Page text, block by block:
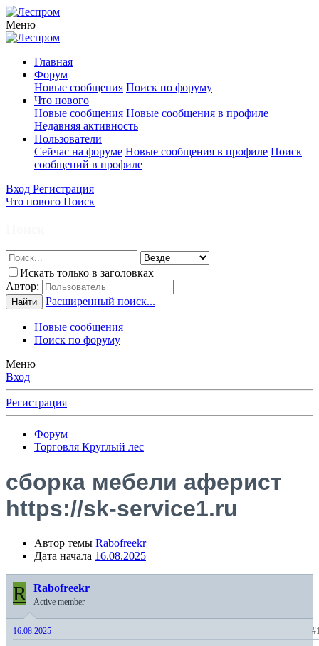
Меню
Главная
Форум
Новые сообщения Поиск по форуму
Что нового
Новые сообщения Новые сообщения в профиле
Недавняя активность
Пользователи
Сейчас на форуме Новые сообщения в профиле Поиск
сообщений в профиле
Вход Регистрация
Что нового Поиск
Искать только в заголовках
Автор:
Найти Расширенный поиск...
Новые сообщения
Поиск по форуму
Меню
Вход
Регистрация
Форум
Торговля Круглый лес
сборка мебели аферист
https://sk-service1.ru
Автор темы Rabofreekr
Дата начала 16.08.2025
R Rabofreekr
Active member
16.08.2025